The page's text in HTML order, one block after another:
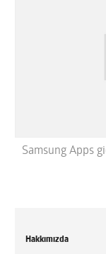
Samsung Apps
Hakkımızda